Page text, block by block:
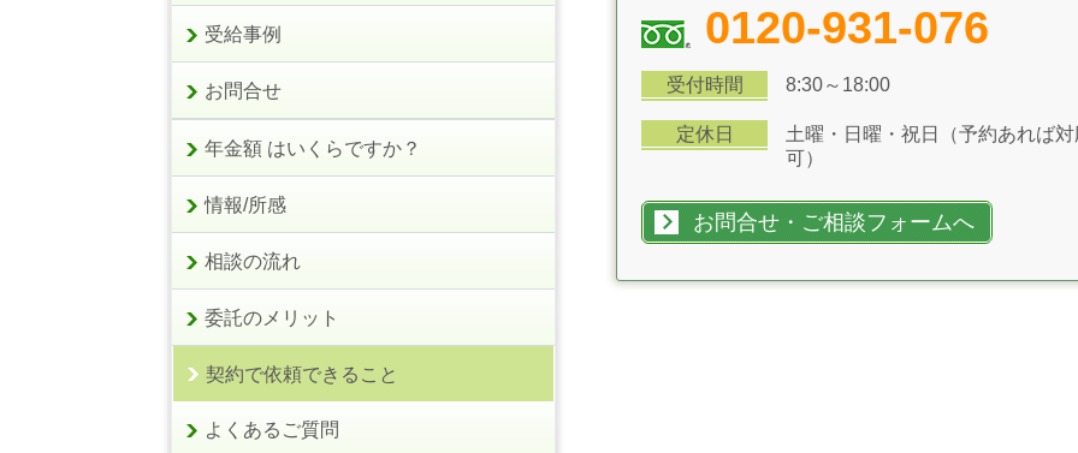
0120-931-076
受付時間 8:30～18:00
定休日
土曜・日曜・祝日（予約あれば対
可）
お問合せ・ご相談フォームへ
受給事例
お問合せ
年金額 はいくらですか？
情報/所感
相談の流れ
委託のメリット
契約で依頼できること
よくあるご質問